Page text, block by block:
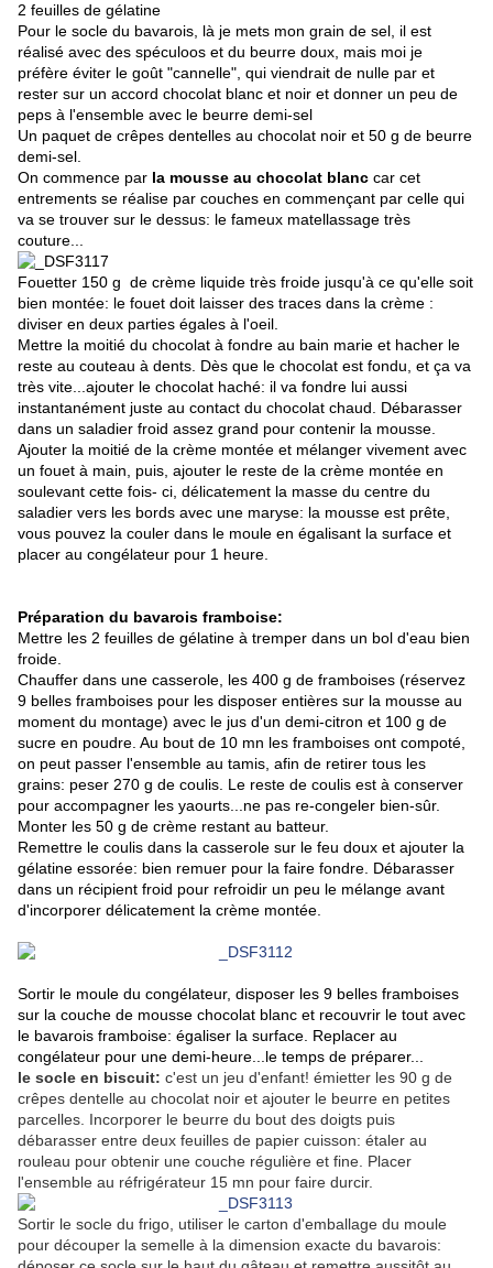
2 feuilles de gélatine
Pour le socle du bavarois, là je mets mon grain de sel, il est
réalisé avec des spéculoos et du beurre doux, mais moi je
préfère éviter le goût "cannelle", qui viendrait de nulle par et
rester sur un accord chocolat blanc et noir et donner un peu de
peps à l'ensemble avec le beurre demi-sel
Un paquet de crêpes dentelles au chocolat noir et 50 g de beurre
demi-sel.
On commence par la mousse au chocolat blanc car cet
entrements se réalise par couches en commençant par celle qui
va se trouver sur le dessus: le fameux matellassage très
couture...
Fouetter 150 g de crème liquide très froide jusqu'à ce qu'elle soit
bien montée: le fouet doit laisser des traces dans la crème :
diviser en deux parties égales à l'oeil.
Mettre la moitié du chocolat à fondre au bain marie et hacher le
reste au couteau à dents. Dès que le chocolat est fondu, et ça va
très vite...ajouter le chocolat haché: il va fondre lui aussi
instantanément juste au contact du chocolat chaud. Débarasser
dans un saladier froid assez grand pour contenir la mousse.
Ajouter la moitié de la crème montée et mélanger vivement avec
un fouet à main, puis, ajouter le reste de la crème montée en
soulevant cette fois- ci, délicatement la masse du centre du
saladier vers les bords avec une maryse: la mousse est prête,
vous pouvez la couler dans le moule en égalisant la surface et
placer au congélateur pour 1 heure.
Préparation du bavarois framboise:
Mettre les 2 feuilles de gélatine à tremper dans un bol d'eau bien
froide.
Chauffer dans une casserole, les 400 g de framboises (réservez
9 belles framboises pour les disposer entières sur la mousse au
moment du montage) avec le jus d'un demi-citron et 100 g de
sucre en poudre. Au bout de 10 mn les framboises ont compoté,
on peut passer l'ensemble au tamis, afin de retirer tous les
grains: peser 270 g de coulis. Le reste de coulis est à conserver
pour accompagner les yaourts...ne pas re-congeler bien-sûr.
Monter les 50 g de crème restant au batteur.
Remettre le coulis dans la casserole sur le feu doux et ajouter la
gélatine essorée: bien remuer pour la faire fondre. Débarasser
dans un récipient froid pour refroidir un peu le mélange avant
d'incorporer délicatement la crème montée.
Sortir le moule du congélateur, disposer les 9 belles framboises
sur la couche de mousse chocolat blanc et recouvrir le tout avec
le bavarois framboise: égaliser la surface. Replacer au
congélateur pour une demi-heure...le temps de préparer...
le socle en biscuit: c'est un jeu d'enfant! émietter les 90 g de
crêpes dentelle au chocolat noir et ajouter le beurre en petites
parcelles. Incorporer le beurre du bout des doigts puis
débarasser entre deux feuilles de papier cuisson: étaler au
rouleau pour obtenir une couche régulière et fine. Placer
l'ensemble au réfrigérateur 15 mn pour faire durcir.
Sortir le socle du frigo, utiliser le carton d'emballage du moule
pour découper la semelle à la dimension exacte du bavarois: